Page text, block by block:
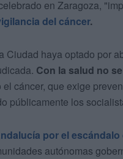
en Zaragoza,
del cáncer.
Ciudad haya optado por
Con la salud no
el cáncer, que exige
públicamente los
por el
autónomas